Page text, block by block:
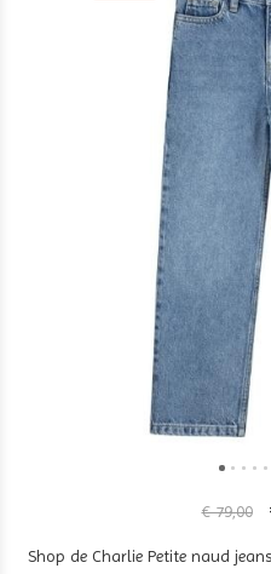
€ 79,00
Shop de Charlie Petite naud